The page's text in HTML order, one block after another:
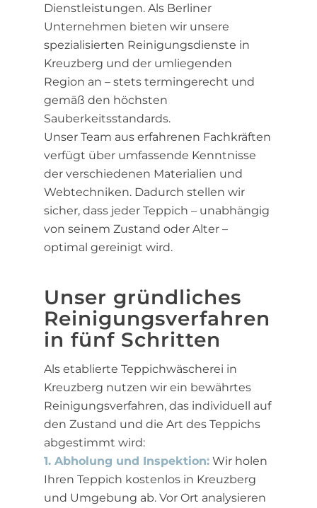
Dienstleistungen. Als Berliner
Unternehmen bieten wir unsere
spezialisierten Reinigungsdienste in
Kreuzberg und der umliegenden
Region an – stets termingerecht und
gemäß den höchsten
Sauberkeitsstandards.
Unser Team aus erfahrenen Fachkräften
verfügt über umfassende Kenntnisse
der verschiedenen Materialien und
Webtechniken. Dadurch stellen wir
sicher, dass jeder Teppich – unabhängig
von seinem Zustand oder Alter –
optimal gereinigt wird.
Unser gründliches
Reinigungsverfahren
in fünf Schritten
Als etablierte Teppichwäscherei in
Kreuzberg nutzen wir ein bewährtes
Reinigungsverfahren, das individuell auf
den Zustand und die Art des Teppichs
abgestimmt wird:
1. Abholung und Inspektion: Wir holen
Ihren Teppich kostenlos in Kreuzberg
und Umgebung ab. Vor Ort analysieren